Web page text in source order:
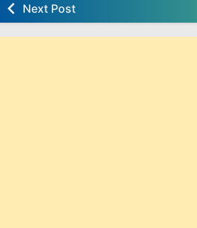
Next Post